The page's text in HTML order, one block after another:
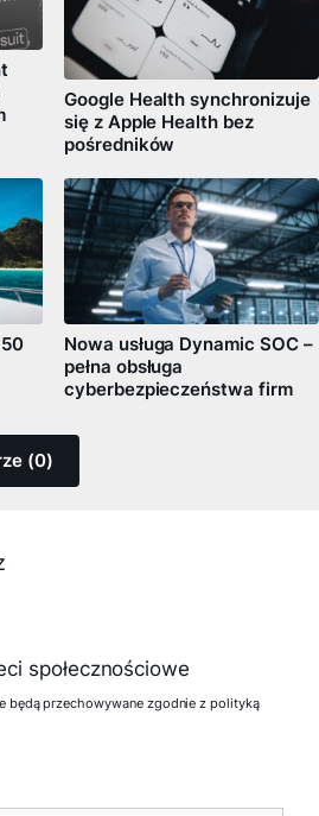
Google Health synchronizuje
się z Apple Health bez
pośredników
Nowa usługa Dynamic SOC –
pełna obsługa
cyberbezpieczeństwa firm
(0)
społecznościowe
będą przechowywane zgodnie z polityką